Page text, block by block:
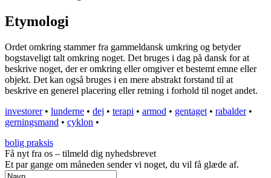
Etymologi
Ordet omkring stammer fra gammeldansk umkring og betyder
bogstaveligt talt omkring noget. Det bruges i dag på dansk for at
beskrive noget, der er omkring eller omgiver et bestemt emne eller
objekt. Det kan også bruges i en mere abstrakt forstand til at
beskrive en generel placering eller retning i forhold til noget andet.
investorer• lunderne • dej • terapi • armod • gentaget • rabalder•
gerningsmand • cyklon •
bolig praksis
Få nyt fra os – tilmeld dig nyhedsbrevet
Et par gange om måneden sender vi noget, du vil få glæde af.